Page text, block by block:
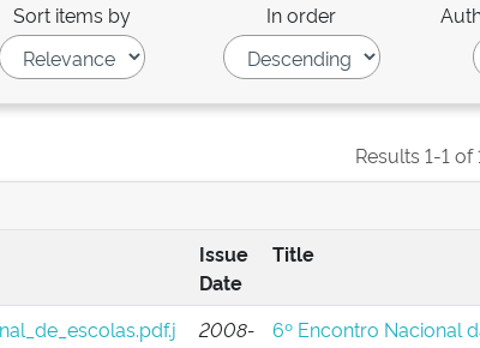
Sort items by In order
Results 1-1
Issue
Date
Title
2008-
6º Encontro Nacional